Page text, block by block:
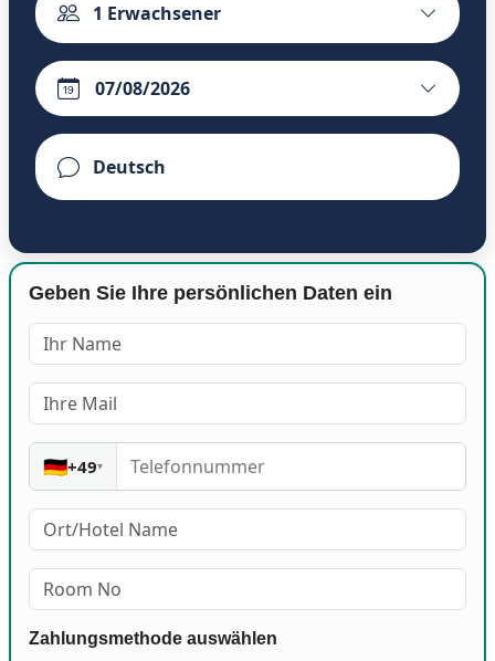
1 Erwachsener
Geben Sie Ihre persönlichen Daten ein
🇩🇪+49▾
Zahlungsmethode auswählen